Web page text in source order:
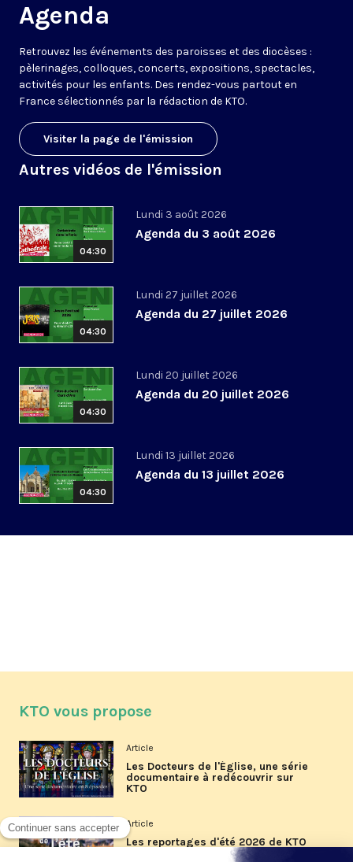
Agenda
Retrouvez les événements des paroisses et des diocèses :
pèlerinages, colloques, concerts, expositions, spectacles,
activités pour les enfants. Des rendez-vous partout en
France sélectionnés par la rédaction de KTO.
Visiter la page de l'émission
Autres vidéos de l'émission
04:30
Lundi 3 août 2026
Agenda du 3 août 2026
04:30
Lundi 27 juillet 2026
Agenda du 27 juillet 2026
04:30
Lundi 20 juillet 2026
Agenda du 20 juillet 2026
04:30
Lundi 13 juillet 2026
Agenda du 13 juillet 2026
KTO vous propose
Article
Les Docteurs de l'Église, une série
documentaire à redécouvrir sur
KTO
Article
Les reportages d'été 2026 de KTO